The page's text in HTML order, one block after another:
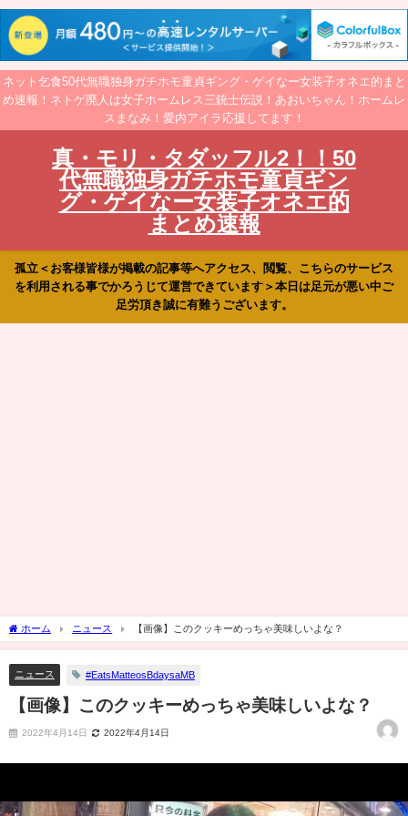
ネット乞食50代無職独身ガチホモ童貞ギング・ゲイなー女装子オネエ的まと
め速報！ネトゲ廃人は女子ホームレス三銃士伝説！あおいちゃん！ホームレ
スまなみ！愛内アイラ応援してます！
真・モリ・タダッフル2！！50
代無職独身ガチホモ童貞ギン
グ・ゲイなー女装子オネエ的
まとめ速報
孤立＜お客様皆様が掲載の記事等へアクセス、閲覧、こちらのサービス
を利用される事でかろうじて運営できています＞本日は足元が悪い中ご
足労頂き誠に有難うございます。
ホーム ニュース 【画像】このクッキーめっちゃ美味しいよな？
ニュース #EatsMatteosBdaysaMB
【画像】このクッキーめっちゃ美味しいよな？
2022年4月14日 2022年4月14日